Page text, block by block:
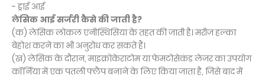
- ड्राई आई
लेसिक आई सर्जरी कैसे की जाती है?
(क) लेसिक लोकल एनीस्थिसिया के तहत की जाती है। मरीज हल्का
बेहोश करने का भी अनुरोध कर सकते हैं।
(ख) लेसिक के दौरान, माइक्रोकेराटोम या फेमटोसेकंड लेजर का उपयोग
कॉर्निया में एक पतली फ्लैप बनाने के लिए किया जाता है, जिसे बाद में